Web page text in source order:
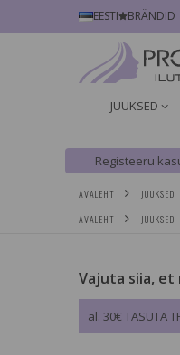
EESTI BRÄNDID
JUUKSED
Registeeru
AVALEHT JUUKSED
AVALEHT
JUUKSED
Vajuta siia, et
al. 30€ TASUTA